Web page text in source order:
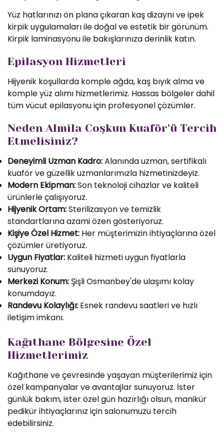
Yüz hatlarınızı ön plana çıkaran kaş dizaynı ve ipek
kirpik uygulamaları ile doğal ve estetik bir görünüm.
Kirpik laminasyonu ile bakışlarınıza derinlik katın.
Epilasyon Hizmetleri
Hijyenik koşullarda komple ağda, kaş bıyık alma ve
komple yüz alımı hizmetlerimiz. Hassas bölgeler dahil
tüm vücut epilasyonu için profesyonel çözümler.
Neden Almila Coşkun Kuaför'ü Tercih
Etmelisiniz?
Deneyimli Uzman Kadro:Alanında uzman, sertifikalı
kuaför ve güzellik uzmanlarımızla hizmetinizdeyiz.
Modern Ekipman:Son teknoloji cihazlar ve kaliteli
ürünlerle çalışıyoruz.
Hijyenik Ortam:Sterilizasyon ve temizlik
standartlarına azami özen gösteriyoruz.
Kişiye Özel Hizmet: Her müşterimizin ihtiyaçlarına özel
çözümler üretiyoruz.
Uygun Fiyatlar: Kaliteli hizmeti uygun fiyatlarla
sunuyoruz.
Merkezi Konum: Şişli Osmanbey'de ulaşımı kolay
konumdayız.
Randevu Kolaylığı: Esnek randevu saatleri ve hızlı
iletişim imkanı.
Kağıthane Bölgesine Özel
Hizmetlerimiz
Kağıthane ve çevresinde yaşayan müşterilerimiz için
özel kampanyalar ve avantajlar sunuyoruz. İster
günlük bakım, ister özel gün hazırlığı olsun, manikür
pedikür ihtiyaçlarınız için salonumuzu tercih
edebilirsiniz.